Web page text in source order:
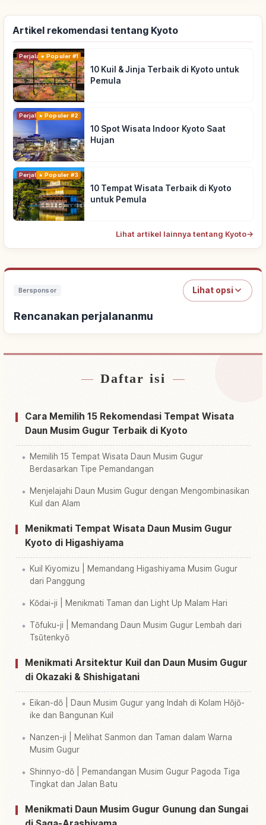
Artikel rekomendasi tentang Kyoto
PerjalananPopuler #1
10 Kuil & Jinja Terbaik di Kyoto untuk
Pemula
PerjalananPopuler #2
10 Spot Wisata Indoor Kyoto Saat
Hujan
PerjalananPopuler #3
10 Tempat Wisata Terbaik di Kyoto
untuk Pemula
Lihat artikel lainnya tentang Kyoto→
Bersponsor Lihat opsi
Rencanakan perjalananmu
Cari penginapan
Cari aktivitas↗
Daftar isi
Cara Memilih 15 Rekomendasi Tempat Wisata
Daun Musim Gugur Terbaik di Kyoto
Memilih 15 Tempat Wisata Daun Musim Gugur
Berdasarkan Tipe Pemandangan
Menjelajahi Daun Musim Gugur dengan Mengombinasikan
Kuil dan Alam
Menikmati Tempat Wisata Daun Musim Gugur
Kyoto di Higashiyama
Kuil Kiyomizu | Memandang Higashiyama Musim Gugur
dari Panggung
Kōdai-ji | Menikmati Taman dan Light Up Malam Hari
Tōfuku-ji | Memandang Daun Musim Gugur Lembah dari
Tsūtenkyō
Menikmati Arsitektur Kuil dan Daun Musim Gugur
di Okazaki & Shishigatani
Eikan-dō | Daun Musim Gugur yang Indah di Kolam Hōjō-
ike dan Bangunan Kuil
Nanzen-ji | Melihat Sanmon dan Taman dalam Warna
Musim Gugur
Shinnyo-dō | Pemandangan Musim Gugur Pagoda Tiga
Tingkat dan Jalan Batu
Menikmati Daun Musim Gugur Gunung dan Sungai